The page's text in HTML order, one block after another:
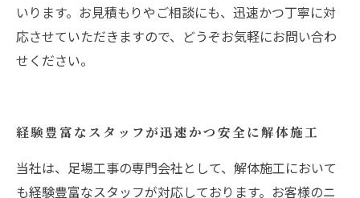
いります。お見積もりやご相談にも、迅速かつ丁寧に対
応させていただきますので、どうぞお気軽にお問い合わ
せください。
経験豊富なスタッフが迅速かつ安全に解体施工
当社は、足場工事の専門会社として、解体施工において
も経験豊富なスタッフが対応しております。お客様のニ